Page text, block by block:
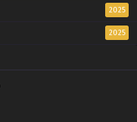
2025
2025